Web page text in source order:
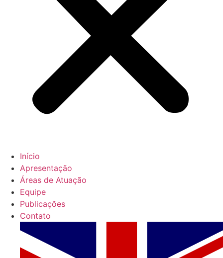
Início
Apresentação
Áreas de Atuação
Equipe
Publicações
Contato